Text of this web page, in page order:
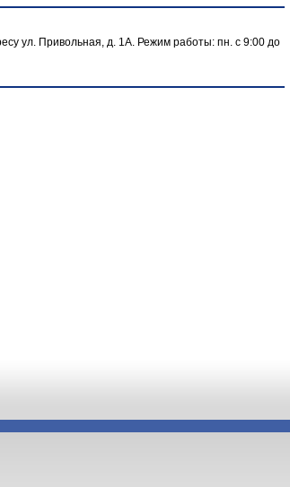
ул. Привольная, д. 1А. Режим работы: пн. с 9:00 до